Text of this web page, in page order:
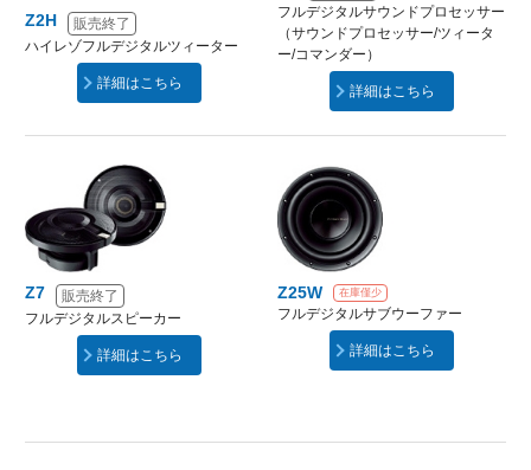
Z2H
販売終了
ハイレゾフルデジタルツィーター
詳細はこちら
フルデジタルサウンドプロセッサー
（サウンドプロセッサー/ツィータ
ー/コマンダー）
詳細はこちら
Z7
販売終了
フルデジタルスピーカー
詳細はこちら
Z25W 在庫僅少
フルデジタルサブウーファー
詳細はこちら